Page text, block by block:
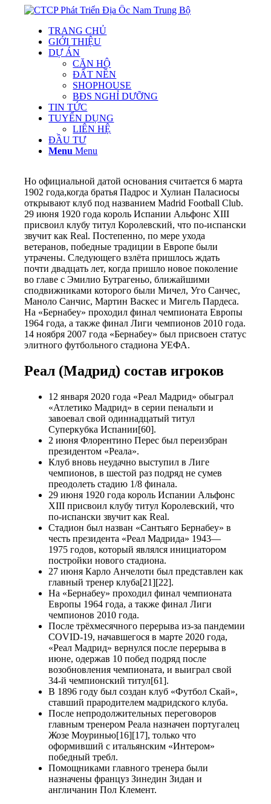
TRANG CHỦ
GIỚI THIỆU
DỰ ÁN
CĂN HỘ
ĐẤT NỀN
SHOPHOUSE
BĐS NGHỈ DƯỠNG
TIN TỨC
TUYỂN DỤNG
LIÊN HỆ
ĐẦU TƯ
Menu Menu
Но официальной датой основания считается 6 марта
1902 года,когда братья Падрос и Хулиан Паласиосы
открывают клуб под названием Madrid Football Club.
29 июня 1920 года король Испании Альфонс XIII
присвоил клубу титул Королевский, что по-испански
звучит как Real. Постепенно, по мере ухода
ветеранов, победные традиции в Европе были
утрачены. Следующего взлёта пришлось ждать
почти двадцать лет, когда пришло новое поколение
во главе с Эмилио Бутрагеньо, ближайшими
сподвижниками которого были Мичел, Уго Санчес,
Маноло Санчис, Мартин Васкес и Мигель Пардеса.
На «Бернабеу» проходил финал чемпионата Европы
1964 года, а также финал Лиги чемпионов 2010 года.
14 ноября 2007 года «Бернабеу» был присвоен статус
элитного футбольного стадиона УЕФА.
Реал (Мадрид) состав игроков
12 января 2020 года «Реал Мадрид» обыграл
«Атлетико Мадрид» в серии пенальти и
завоевал свой одиннадцатый титул
Суперкубка Испании[60].
2 июня Флорентино Перес был переизбран
президентом «Реала».
Клуб вновь неудачно выступил в Лиге
чемпионов, в шестой раз подряд не сумев
преодолеть стадию 1/8 финала.
29 июня 1920 года король Испании Альфонс
XIII присвоил клубу титул Королевский, что
по-испански звучит как Real.
Стадион был назван «Сантьяго Бернабеу» в
честь президента «Реал Мадрида» 1943—
1975 годов, который являлся инициатором
постройки нового стадиона.
27 июня Карло Анчелоти был представлен как
главный тренер клуба[21][22].
На «Бернабеу» проходил финал чемпионата
Европы 1964 года, а также финал Лиги
чемпионов 2010 года.
После трёхмесячного перерыва из-за пандемии
COVID-19, начавшегося в марте 2020 года,
«Реал Мадрид» вернулся после перерыва в
июне, одержав 10 побед подряд после
возобновления чемпионата, и выиграл свой
34-й чемпионский титул[61].
В 1896 году был создан клуб «Футбол Скай»,
ставший прародителем мадридского клуба.
После непродолжительных переговоров
главным тренером Реала назначен португалец
Жозе Моуринью[16][17], только что
оформивший с итальянским «Интером»
победный требл.
Помощниками главного тренера были
назначены француз Зинедин Зидан и
англичанин Пол Клемент.